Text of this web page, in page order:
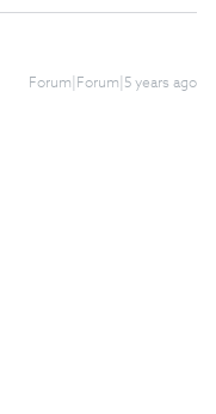
Forum|Forum|5 years ago